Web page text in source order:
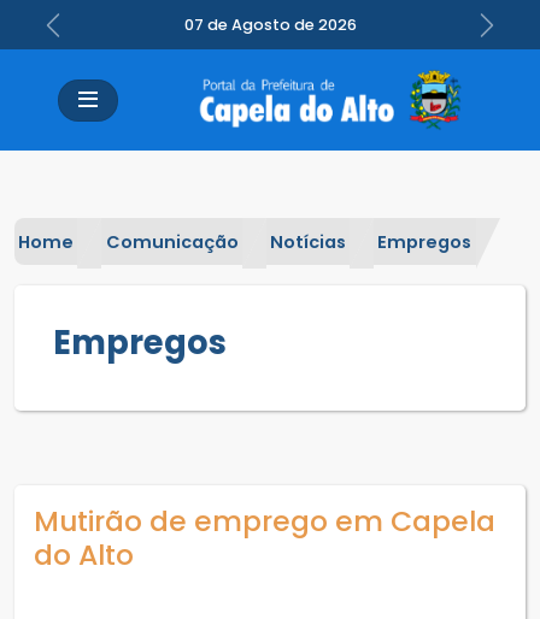
07 de Agosto de 2026
Previous Next
Home Comunicação Notícias Empregos
Empregos
Mutirão de emprego em Capela
do Alto